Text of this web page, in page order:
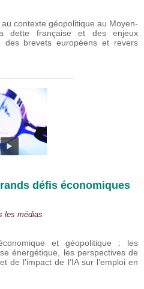
contexte géopolitique au Moyen-
dette française et des enjeux
des brevets européens et revers
défis économiques
les médias
et géopolitique : les
énergétique, les perspectives de
de l’impact de l’IA sur l’emploi en